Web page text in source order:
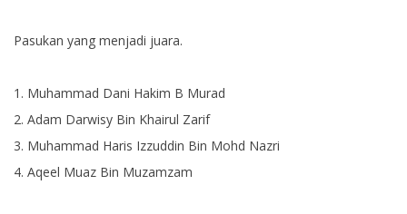
Pasukan yang menjadi juara.
1. Muhammad Dani Hakim B Murad
2. Adam Darwisy Bin Khairul Zarif
3. Muhammad Haris Izzuddin Bin Mohd Nazri
4. Aqeel Muaz Bin Muzamzam